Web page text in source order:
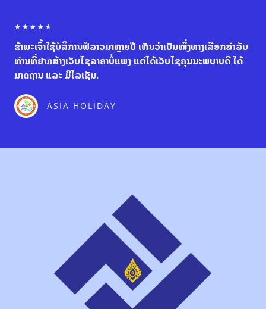
☆ ☆ ☆ ☆ ☆
t
e
4
6
o
ຂ້າພະເຈົ້າໃຊ້ບໍລິການຟໍລາວມາຫຼາຍປີ ເຫັນວ່າເປັນໜຶ່ງທາງເລືອກສຳລັບ
ທ່ານທີ່ຢາກສ້າງເວັບໄຊລາຄາບໍ່ແພງ ແຕ່ໄດ້ເວັບໄຊຄຸນນະພບາບດີ ໄດ້
ມາດຖານ ແລະ ມີໄລເຊັນ.
ASIA HOLIDAY